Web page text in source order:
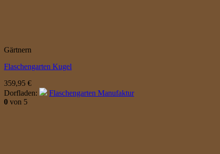
Gärtnern
Flaschengarten Kugel
359,95 €
Dorfladen:
Flaschengarten Manufaktur
0 von 5